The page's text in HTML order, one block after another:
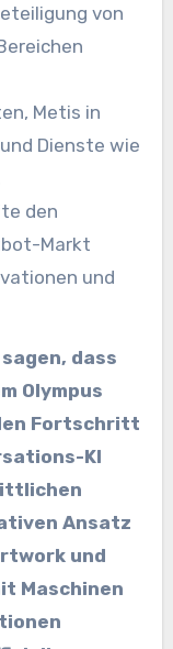
von
Metis in
Dienste wie
den
Markt
und
dass
Olympus
Fortschritt
KI
Ansatz
und
Maschinen